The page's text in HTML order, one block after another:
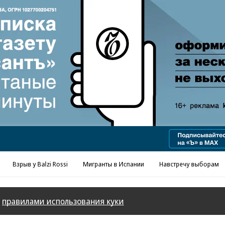
Взрыв у Balzi Rossi Мигранты в Испании Навстречу выборам
правилами использования куки